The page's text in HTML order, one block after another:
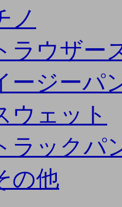
ノ
ラウザー
ージーパ
ウェット
ラックパ
の他